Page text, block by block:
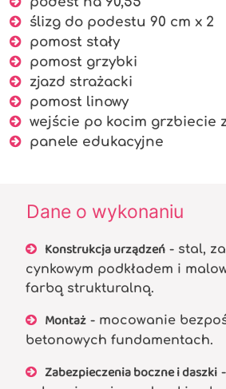
ślizg do podestu 90 cm x 2
pomost stały
pomost grzybki
zjazd strażacki
pomost linowy
wejście po kocim grzbiecie
panele edukacyjne
Dane o wykonaniu
Konstrukcja urządzeń - stal,
cynkowym podkładem i
farbą strukturalną.
Montaż - mocowanie
betonowych fundamentach.
Zabezpieczenia boczne i daszki